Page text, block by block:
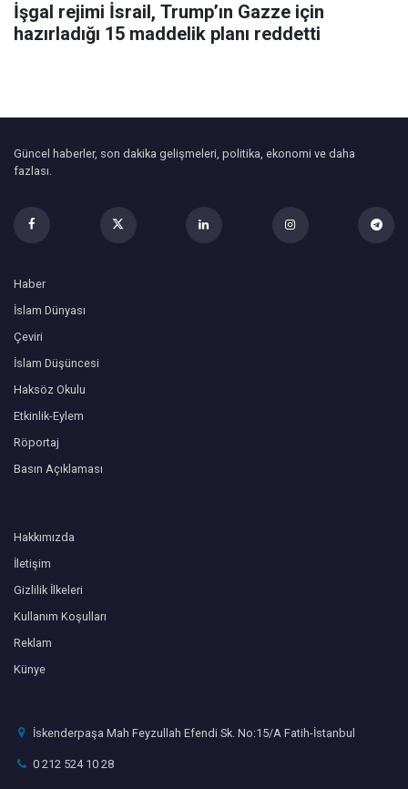
İşgal rejimi İsrail, Trump’ın Gazze için
hazırladığı 15 maddelik planı reddetti
Güncel haberler, son dakika gelişmeleri, politika, ekonomi ve daha
fazlası.
Haber
İslam Dünyası
Çeviri
İslam Düşüncesi
Haksöz Okulu
Etkinlik-Eylem
Röportaj
Basın Açıklaması
Hakkımızda
İletişim
Gizlilik İlkeleri
Kullanım Koşulları
Reklam
Künye
İskenderpaşa Mah Feyzullah Efendi Sk. No:15/A Fatih-İstanbul
0 212 524 10 28